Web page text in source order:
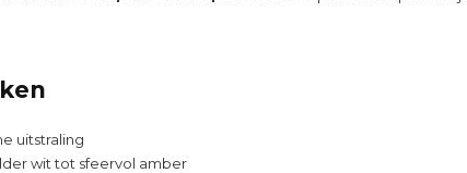
uitstraling
wit tot sfeervol amber